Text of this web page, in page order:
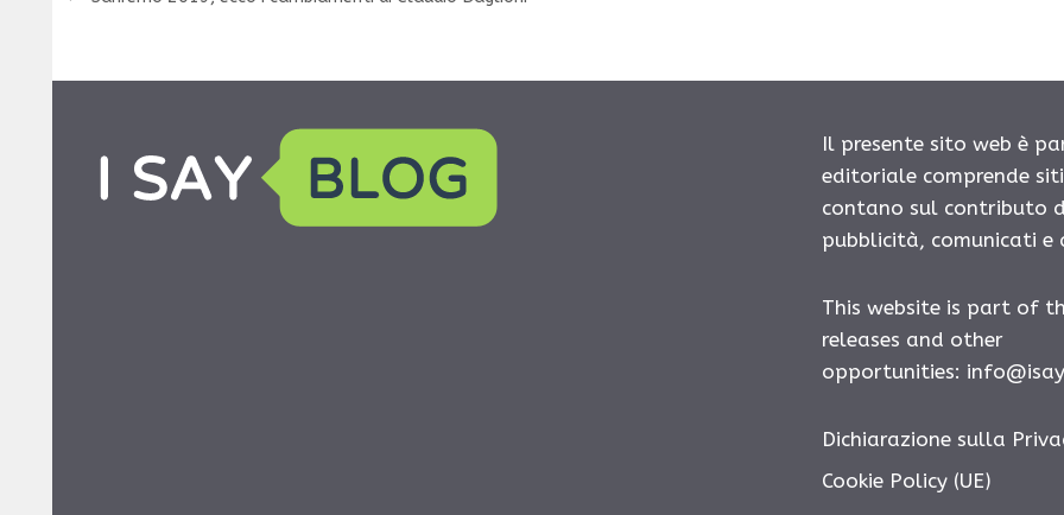
Il presente sito web è
editoriale comprende
contano sul contributo
pubblicità, comunicati e
This website is part of
releases and other
opportunities:
Dichiarazione sulla
Cookie Policy (UE)